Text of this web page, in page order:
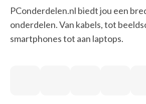
PConderdelen.nl biedt jou een
onderdelen. Van kabels, tot
smartphones tot aan laptops.